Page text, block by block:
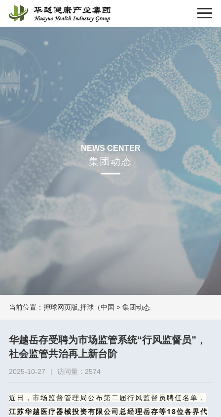
NEWS CENTER
集团动态
当前位置： 押球网页版,押球（中国 > 集团动态
华越岳存受聘为市场监管系统“行风监督员”，
社会监管共治再上新台阶
2025-10-27 | 访问量：2574
近日，市场监督管理局公布第二届行风监督员聘任名单，
江苏华越医疗器械投资有限公司总经理岳存等18位各界代